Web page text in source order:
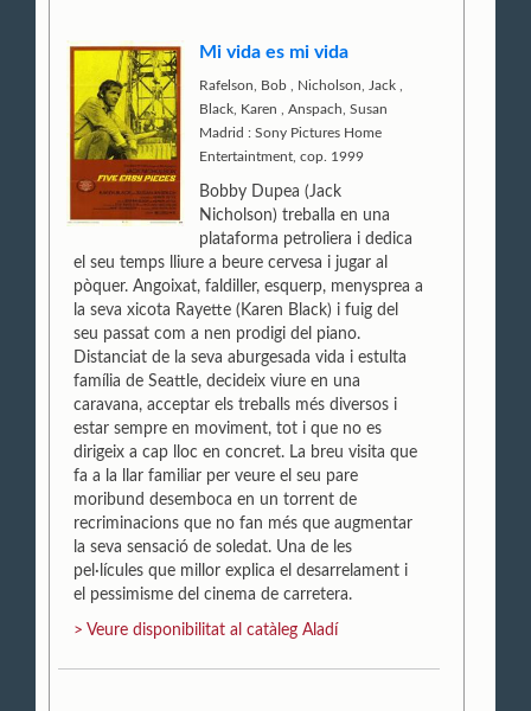
Mi vida es mi vida
Rafelson, Bob Nicholson, Jack
Black, Karen
,Anspach, Susan
Madrid : Sony Pictures Home
Entertaintment, cop. 1999
Bobby Dupea (Jack
Nicholson) treballa en una
plataforma petroliera i dedica
el seu temps lliure a beure cervesa i jugar al
pòquer. Angoixat, faldiller, esquerp, menysprea a
la seva xicota Rayette (Karen Black) i fuig del
seu passat com a nen prodigi del piano.
Distanciat de la seva aburgesada vida i estulta
família de Seattle, decideix viure en una
caravana, acceptar els treballs més diversos i
estar sempre en moviment, tot i que no es
dirigeix a cap lloc en concret. La breu visita que
fa a la llar familiar per veure el seu pare
moribund desemboca en un torrent de
recriminacions que no fan més que augmentar
la seva sensació de soledat. Una de les
pel·lícules que millor explica el desarrelament i
el pessimisme del cinema de carretera.
> Veure disponibilitat al catàleg Aladí